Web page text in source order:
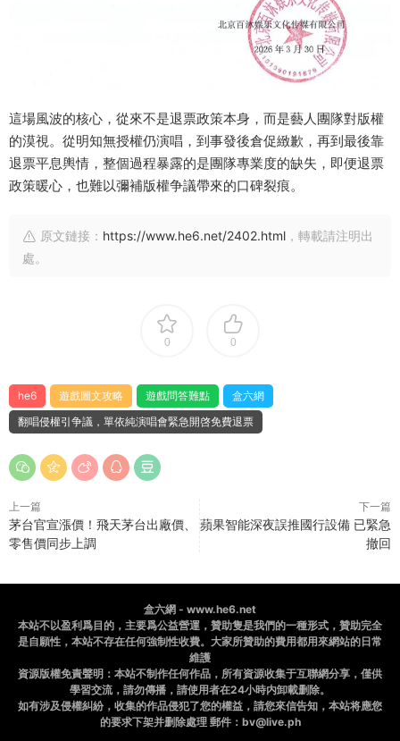
這場風波的核心，從來不是退票政策本身，而是藝人團隊對版權
的漠視。從明知無授權仍演唱，到事發後倉促緻歉，再到最後靠
退票平息輿情，整個過程暴露的是團隊專業度的缺失，即便退票
政策暖心，也難以彌補版權争議帶來的口碑裂痕。
原文鏈接： https://www.he6.net/2402.html ，轉載請注明出
處。
0 0
he6 遊戲圖文攻略 遊戲問答難點
盒六網
翻唱侵權引争議，單依純演唱會緊急開啓免費退票
上一篇
茅台官宣漲價！飛天茅台出廠價、
零售價同步上調
下一篇
蘋果智能深夜誤推國行設備 已緊急
撤回
盒六網 - www.he6.net
本站不以盈利爲目的，主要爲公益營運，贊助隻是我們的一種形式，贊助完全
是自願性，本站不存在任何強制性收費。大家所贊助的費用都用來網站的日常
維護
資源版權免責聲明：本站不制作任何作品，所有資源收集于互聯網分享，僅供
學習交流，請勿傳播，請使用者在24小時内卸載删除。
如有涉及侵權糾紛，收集的作品侵犯了您的權益，請您來信告知，本站将應您
的要求下架并删除處理 郵件：bv@live.ph